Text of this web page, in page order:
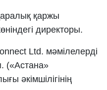
қаржы
директоры.
Ltd. мәмілелерді
(«Астана»
әкімшілігінің